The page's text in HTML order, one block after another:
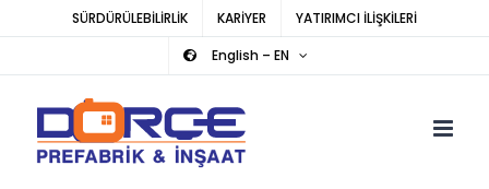
SÜRDÜRÜLEBİLİRLİK KARİYER
YATIRIMCI İLİŞKİLERİ
English – EN